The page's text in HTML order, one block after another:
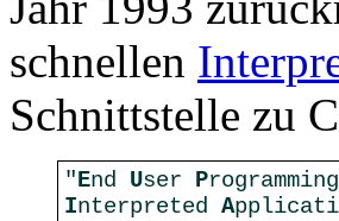
schnellen
Schnittstelle zu
"End User P
Interpreted A